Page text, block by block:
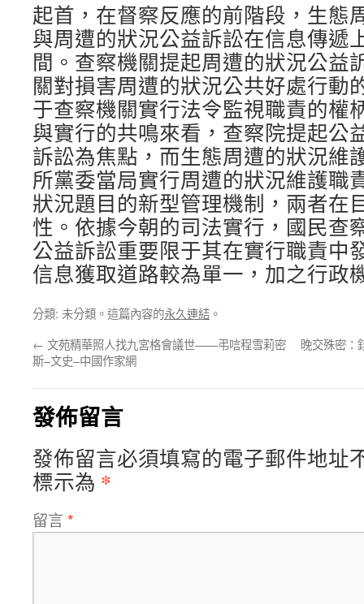
起首，在督察反應的前階段，生態
與周遭的狀況公益訴訟在信息傳遞
間。查察機關提起周遭的狀況公益
關對損害周遭的狀況公共好處行動
于查察機關實行法令監視職責的權
與實行的共鳴來看，查察院提起公
訴訟為焦點，而生態周遭的狀況維
所黨委當局實行周遭的狀況維護職
狀況題目的新型管理機制，兩者在
性。依據今朝的司法實行，國民查
公益訴訟重要限于其在實行職責中
信息獲取道路較為單一，加之行政
分類: 未分類。這篇內容的永久連結 。
← 文苑精華照人找九宮格會議世——弔唁程雪莉密
斯–文史–中國作家網
晚交殊密：
發佈留言
發佈留言必須填寫的電子郵件地址
標示為 *
留言 *